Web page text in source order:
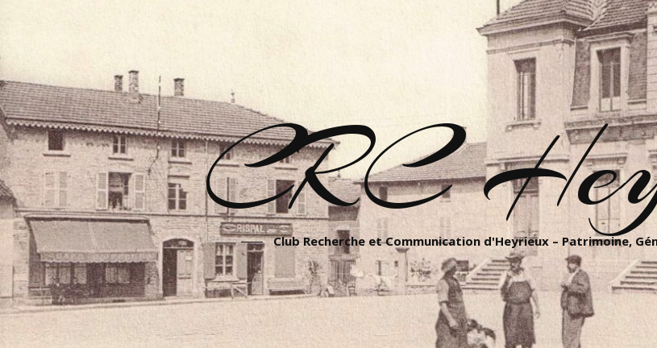
CRC
Club Recherche et Communication d'Heyrieux – Patrimoine,